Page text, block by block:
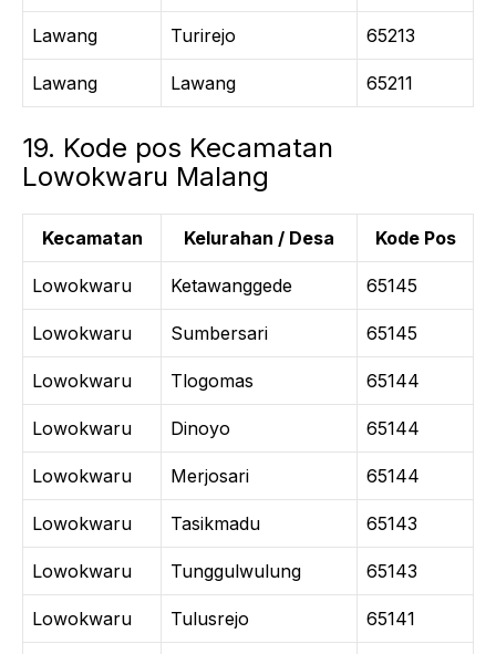
Lawang Turirejo 65213
Lawang Lawang 65211
19. Kode pos Kecamatan
Lowokwaru Malang
Kecamatan Kelurahan / Desa Kode Pos
Lowokwaru Ketawanggede 65145
Lowokwaru Sumbersari 65145
Lowokwaru Tlogomas 65144
Lowokwaru Dinoyo 65144
Lowokwaru Merjosari 65144
Lowokwaru Tasikmadu 65143
Lowokwaru Tunggulwulung 65143
Lowokwaru Tulusrejo 65141